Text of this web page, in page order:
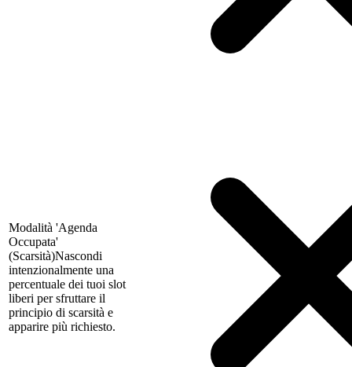
Modalità 'Agenda
Occupata'
(Scarsità)Nascondi
intenzionalmente una
percentuale dei tuoi slot
liberi per sfruttare il
principio di scarsità e
apparire più richiesto.